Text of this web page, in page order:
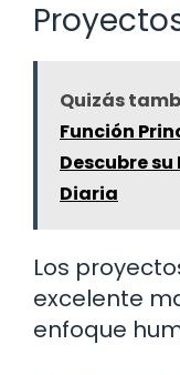
Quizás
Función
Descubre
Diaria
Los
excelente
enfoque